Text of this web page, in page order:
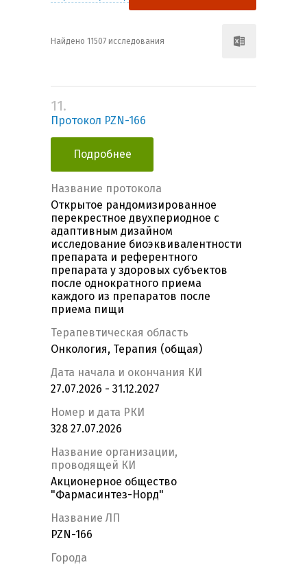
Найдено 11507 исследования
11.
Протокол PZN-166
Подробнее
Название протокола
Открытое рандомизированное
перекрестное двухпериодное с
адаптивным дизайном
исследование биоэквивалентности
препарата и референтного
препарата у здоровых субъектов
после однократного приема
каждого из препаратов после
приема пищи
Терапевтическая область
Онкология, Терапия (общая)
Дата начала и окончания КИ
27.07.2026 - 31.12.2027
Номер и дата РКИ
328 27.07.2026
Название организации,
проводящей КИ
Акционерное общество
"Фармасинтез-Норд"
Название ЛП
PZN-166
Города